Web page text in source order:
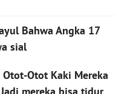
Bahwa Angka 17
sial
Otot Kaki Mereka